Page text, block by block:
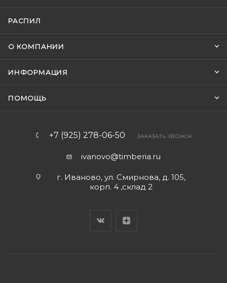
РАСПИЛ
О КОМПАНИИ
ИНФОРМАЦИЯ
ПОМОЩЬ
+7 (925) 278-06-50 ЗАКАЗАТЬ ЗВОНОК
ivanovo@timberia.ru
г. Иваново, ул. Смирнова, д. 105,
корп. 4 ,склад 2